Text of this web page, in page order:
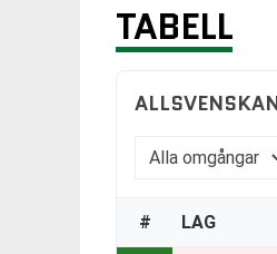
TABELL
# LAG